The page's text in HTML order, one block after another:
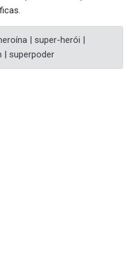
| super-herói |
| superpoder